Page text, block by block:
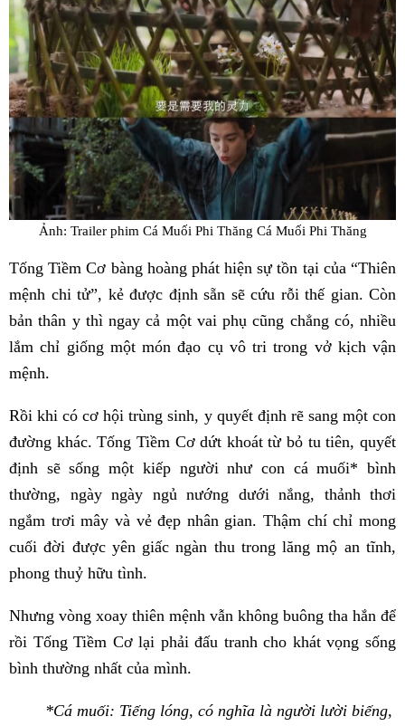
Ảnh: Trailer phim Cá Muối Phi Thăng Cá Muối Phi Thăng
Tống Tiềm Cơ bàng hoàng phát hiện sự tồn tại của “Thiên
mệnh chi tử”, kẻ được định sẵn sẽ cứu rỗi thế gian. Còn
bản thân y thì ngay cả một vai phụ cũng chẳng có, nhiều
lắm chỉ giống một món đạo cụ vô tri trong vở kịch vận
mệnh.
Rồi khi có cơ hội trùng sinh, y quyết định rẽ sang một con
đường khác. Tống Tiềm Cơ dứt khoát từ bỏ tu tiên, quyết
định sẽ sống một kiếp người như con cá muối* bình
thường, ngày ngày ngủ nướng dưới nắng, thảnh thơi
ngắm trơi mây và vẻ đẹp nhân gian. Thậm chí chỉ mong
cuối đời được yên giấc ngàn thu trong lăng mộ an tĩnh,
phong thuỷ hữu tình.
Nhưng vòng xoay thiên mệnh vẫn không buông tha hắn để
rồi Tống Tiềm Cơ lại phải đấu tranh cho khát vọng sống
bình thường nhất của mình.
*Cá muối: Tiếng lóng, có nghĩa là người lười biếng,